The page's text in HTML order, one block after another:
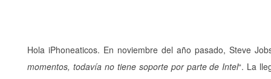
Hola iPhoneaticos. En noviembre del año pasado, Steve
momentos, todavía no tiene soporte por parte de Intel“. La